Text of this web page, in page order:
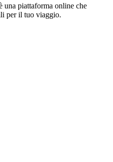
una piattaforma online che
per il tuo viaggio.